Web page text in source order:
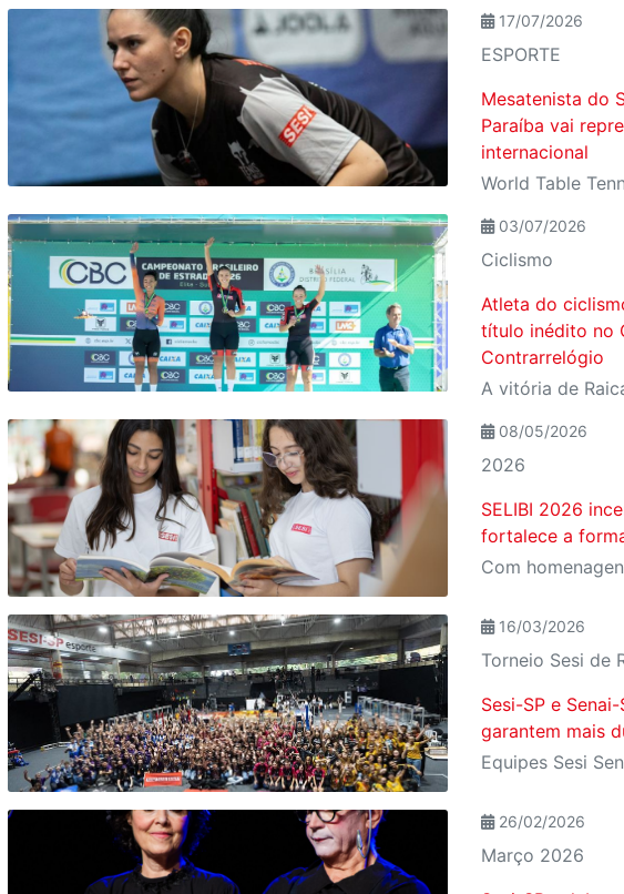
17/07/2026
ESPORTE
Mesatenista do
Paraíba vai
internacional
03/07/2026
Ciclismo
Atleta do
título inédito no
Contrarrelógio
08/05/2026
2026
SELIBI 2026
fortalece a
16/03/2026
Torneio Sesi de
Sesi-SP e
garantem mais
26/02/2026
Março 2026